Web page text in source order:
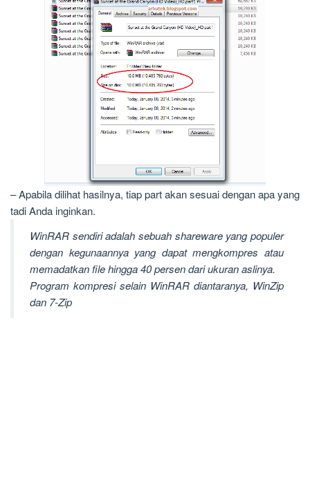
– Apabila dilihat hasilnya, tiap part akan sesuai dengan apa yang
tadi Anda inginkan.
WinRAR sendiri adalah sebuah shareware yang populer
dengan kegunaannya yang dapat mengkompres atau
memadatkan file hingga 40 persen dari ukuran aslinya.
Program kompresi selain WinRAR diantaranya, WinZip
dan 7-Zip